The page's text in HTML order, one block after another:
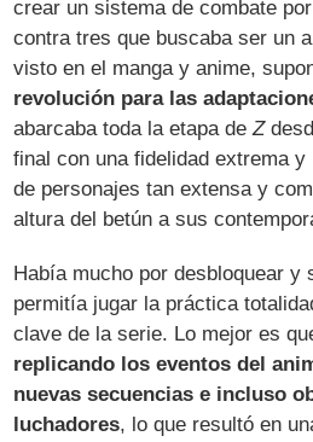
crear un sistema de combate
contra tres que buscaba ser un
visto en el manga y anime,
revolución para las
abarcaba toda la etapa deZ
final con una fidelidad extrema
de personajes tan extensa y
altura del betún a sus
Había mucho por desbloquear y
permitía jugar la práctica
clave de la serie. Lo mejor es
replicando los eventos del
nuevas secuencias e incluso
luchadores, lo que resultó en